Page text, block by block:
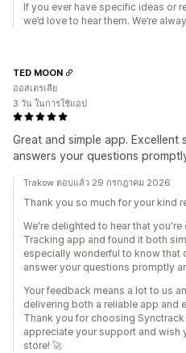
If you ever have specific ideas or
we’d love to hear them. We’re
Great and simple app. Excellent
answers your questions
TED MOON
ออสเตรเลีย
3 วัน ในการใช้แอป
Trakow ตอบแล้ว 29 กรกฎาคม 2026
Thank you so much for your kind
We're delighted to hear that
Tracking app and found it both
especially wonderful to know that
answer your questions promptly
Your feedback means a lot to us
delivering both a reliable app and
Thank you for choosing
appreciate your support and
store! 🚀